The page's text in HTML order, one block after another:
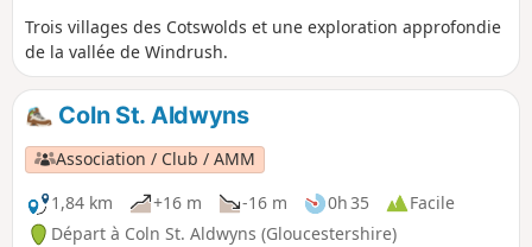
Trois villages des Cotswolds et une exploration approfondie
de la vallée de Windrush.
Coln St. Aldwyns
Association / Club / AMM
1,84 km
+16 m -16 m 0h 35
Facile
Départ à Coln St. Aldwyns (Gloucestershire)